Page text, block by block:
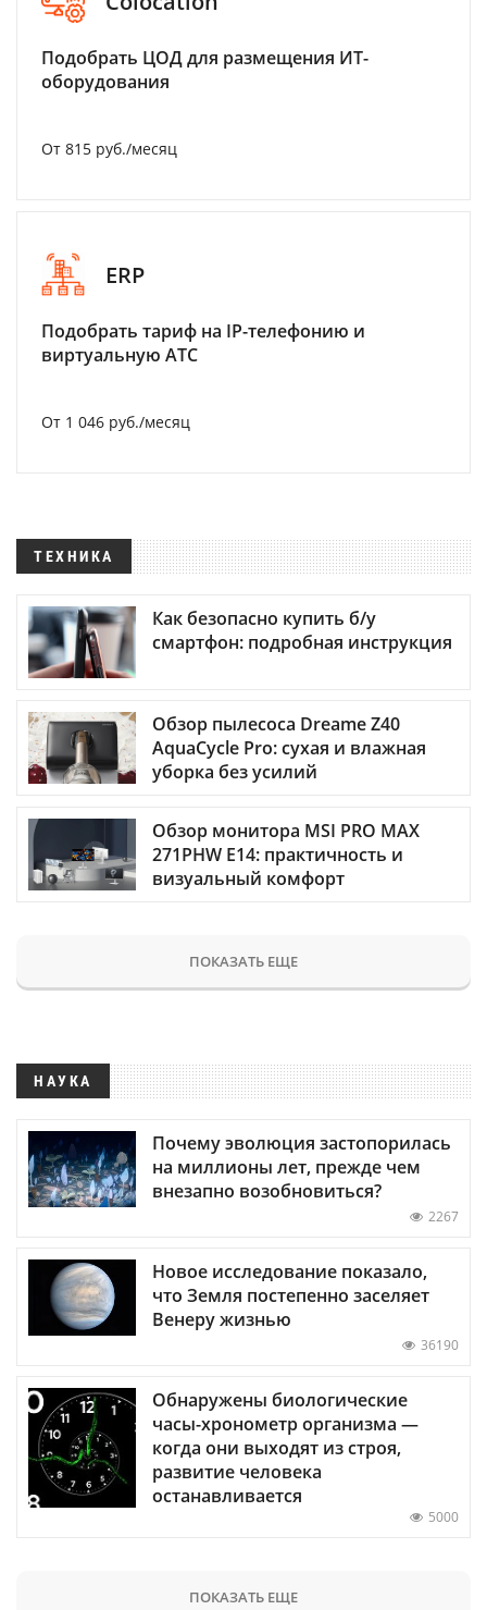
Подобрать ЦОД для размещения ИТ-
оборудования
От 815 руб./месяц
ERP
Подобрать тариф на IP-телефонию и
виртуальную АТС
От 1 046 руб./месяц
ТЕХНИКА
Как безопасно купить б/у
смартфон: подробная инструкция
Обзор пылесоса Dreame Z40
AquaCycle Pro: сухая и влажная
уборка без усилий
Обзор монитора MSI PRO MAX
271PHW E14: практичность и
визуальный комфорт
ПОКАЗАТЬ ЕЩЕ
НАУКА
Почему эволюция застопорилась
на миллионы лет, прежде чем
внезапно возобновиться?
2267
Новое исследование показало,
что Земля постепенно заселяет
Венеру жизнью
36190
Обнаружены биологические
часы-хронометр организма —
когда они выходят из строя,
развитие человека
останавливается
5000
ПОКАЗАТЬ ЕЩЕ